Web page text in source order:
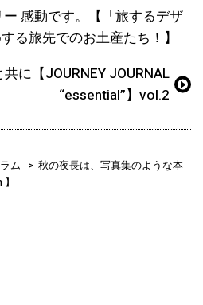
感動です。【「旅するデザ
る旅先でのお土産たち！】
に【JOURNEY JOURNAL
“essential”】vol.2
ム
秋の夜長は、写真集のような本